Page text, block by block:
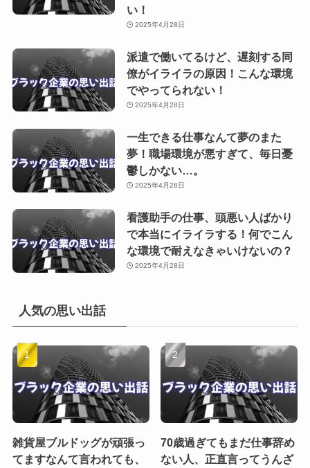
い！
2025年4月28日
派遣で働いてるけど、遅刻する同
僚がイライラの原因！こんな環境
でやってられない！
2025年4月28日
一生できる仕事なんて夢のまた
夢！職場環境が悪すぎて、毎日憂
鬱しかない…。
2025年4月28日
看護助手の仕事、頭悪い人ばかり
で本当にイライラする！何でこん
な環境で耐えなきゃいけないの？
2025年4月28日
人気の思い出話
雑貨屋ブルドッグが頑張っ
てますなんて言われても、
70歳過ぎてもまだ仕事辞め
ない人、正直言ってうんざ